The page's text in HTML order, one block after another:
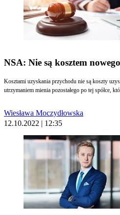
NSA: Nie są kosztem
Kosztami uzyskania przychodu nie są koszty
utrzymaniem mienia pozostałego po tej spółce,
Wiesława Moczydłowska
12.10.2022 | 12:35